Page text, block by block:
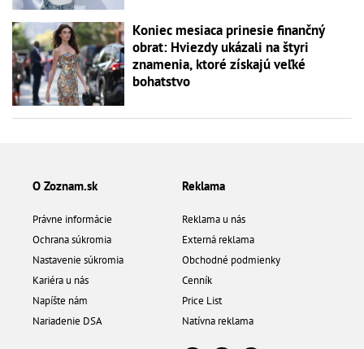
Koniec mesiaca prinesie finančný
obrat: Hviezdy ukázali na štyri
znamenia, ktoré získajú veľké
bohatstvo
O Zoznam.sk
Právne informácie
Ochrana súkromia
Nastavenie súkromia
Kariéra u nás
Napíšte nám
Nariadenie DSA
Reklama
Reklama u nás
Externá reklama
Obchodné podmienky
Cenník
Price List
Natívna reklama